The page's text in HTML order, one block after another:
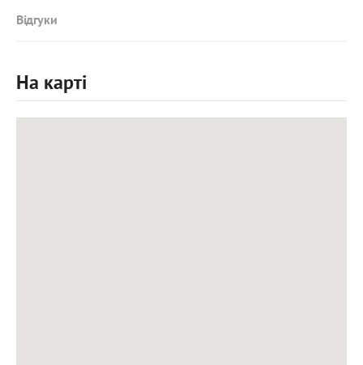
Відгуки
На карті